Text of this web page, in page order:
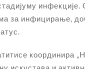
за инфицирање,
координира